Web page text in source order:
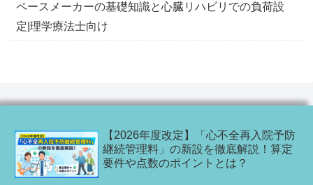
ペースメーカーの基礎知識と心臓リハビリでの負荷設
定|理学療法士向け
【2026年度改定】「心不全再入院予防
継続管理料」の新設を徹底解説！算定
要件や点数のポイントとは？